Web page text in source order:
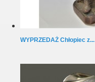
WYPRZEDAŻ Chłopiec z...